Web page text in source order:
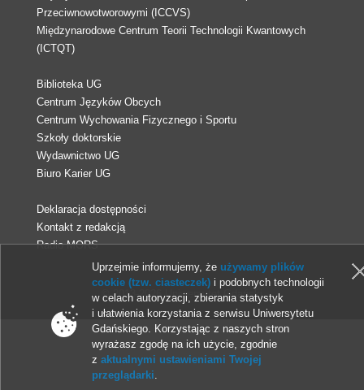
Przeciwnowotworowymi (ICCVS)
Międzynarodowe Centrum Teorii Technologii Kwantowych
(ICTQT)
Biblioteka UG
Centrum Języków Obcych
Centrum Wychowania Fizycznego i Sportu
Szkoły doktorskie
Wydawnictwo UG
Biuro Karier UG
Deklaracja dostępności
Kontakt z redakcją
Radio MORS
© 2013-2026 Uniwersytet Gdański
Uprzejmie informujemy, że używamy plików
cookie (tzw. ciasteczek) i podobnych technologii
w celach autoryzacji, zbierania statystyk
i ułatwienia korzystania z serwisu Uniwersytetu
Gdańskiego. Korzystając z naszych stron
wyrażasz zgodę na ich użycie, zgodnie
zaktualnymi ustawieniami Twojej
przeglądarki.